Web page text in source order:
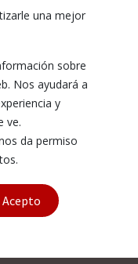
SETT.
una mejor
sobre
Nos ayudará a
y
ve.
da permiso
Acepto